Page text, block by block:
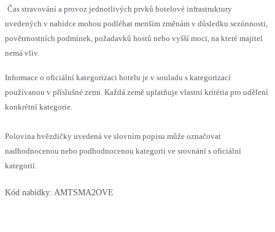
Čas stravování a provoz jednotlivých prvků hotelové infrastruktury
uvedených v nabídce mohou podléhat menším změnám v důsledku sezónnosti,
povětrnostních podmínek, požadavků hostů nebo vyšší moci, na které majitel
nemá vliv.
Informace o oficiální kategorizaci hotelu je v souladu s kategorizací
používanou v příslušné zemi. Každá země uplatňuje vlastní kritéria pro udělení
konkrétní kategorie.
Polovina hvězdičky uvedená ve slovním popisu může označovat
nadhodnocenou nebo podhodnocenou kategorii ve srovnání s oficiální
kategorií.
Kód nabídky: AMTSMA2OVE